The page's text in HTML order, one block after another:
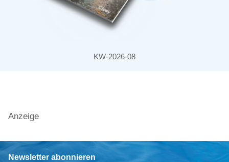
KW-2026-08
Anzeige
Newsletter abonnieren